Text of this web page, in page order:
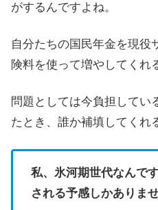
がするんですよね。
自分たちの国民年金を現役
険料を使って増やしてくれ
問題としては今負担してい
たとき、誰か補填してくれ
私、氷河期世代なんで
される予感しかありませ